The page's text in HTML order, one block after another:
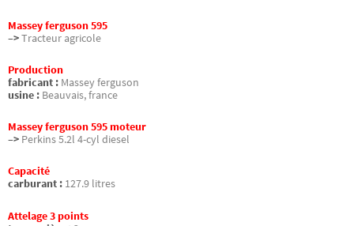
Massey ferguson 595
–>Tracteur agricole
Production
fabricant : Massey ferguson
usine : Beauvais, france
Massey ferguson 595 moteur
–> Perkins 5.2l 4-cyl diesel
Capacité
carburant : 127.9 litres
Attelage 3 points